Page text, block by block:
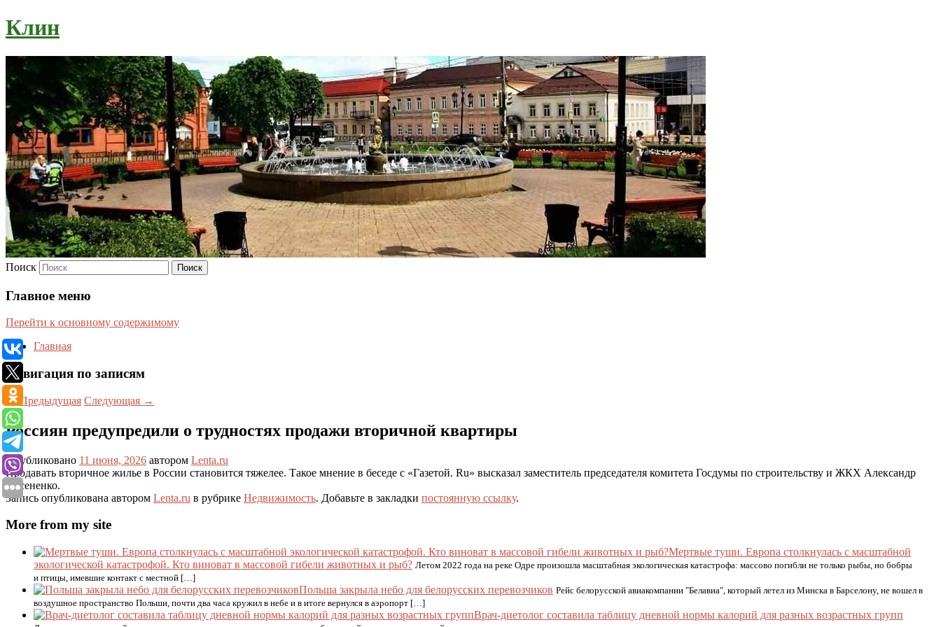
Клин
Поиск
Главное меню
Перейти к основному содержимому
Главная
Навигация по записям
←Предыдущая Следующая →
Россиян предупредили о трудностях продажи вторичной квартиры
Опубликовано 11 июня, 2026 автором Lenta.ru
Продавать вторичное жилье в России становится тяжелее. Такое мнение в беседе с «Газетой. Ru» высказал заместитель председателя комитета Госдумы по строительству и ЖКХ Александр
Аксененко.
Запись опубликована автором Lenta.ru в рубрике Недвижимость. Добавьте в закладки постоянную ссылку.
More from my site
Мертвые туши. Европа столкнулась с масштабной
экологической катастрофой. Кто виноват в массовой гибели животных и рыб? Летом 2022 года на реке Одре произошла масштабная экологическая катастрофа: массово погибли не только рыбы, но бобры
и птицы, имевшие контакт с местной […]
Польша закрыла небо для белорусских перевозчиков Рейс белорусской авиакомпании "Белавиа", который летел из Минска в Барселону, не вошел в
воздушное пространство Польши, почти два часа кружил в небе и в итоге вернулся в аэропорт […]
Врач-диетолог составила таблицу дневной нормы калорий для разных возрастных групп